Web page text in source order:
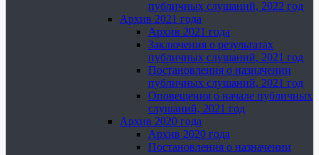
публичных слушаний, 2022 год
Архив 2021 года
Архив 2021 года
Заключения о результатах
публичных слушаний, 2021 год
Постановления о назначении
публичных слушаний, 2021 год
Оповещения о начале публичных
слушаний, 2021 год
Архив 2020 года
Архив 2020 года
Постановления о назначении